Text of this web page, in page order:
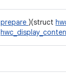
prepare )(struct